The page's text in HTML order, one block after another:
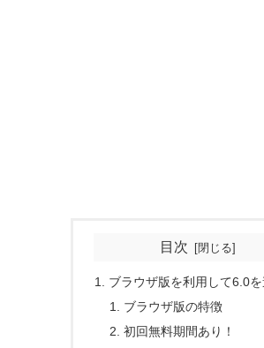
目次
ブラウザ版を利用して6.0を
ブラウザ版の特徴
初回無料期間あり！